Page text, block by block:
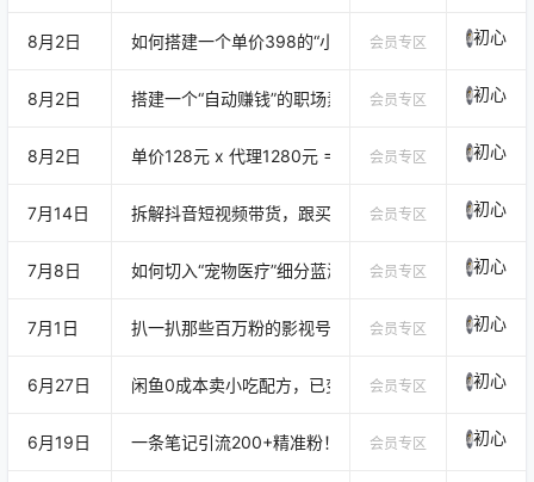
装人物，高效推进古风漫剧、短剧
画面质感差、配音生硬、封面难
没有自己的创作思路，做出来的视
助技巧，制作速度慢、效率极低，
8月2日 如何搭建一个单价398的“小红书搞钱库”？从资源整合
会员专区 初心
8月2日 搭建一个“自动赚钱”的职场素材库？从引流到会员制变
会员专区 初心
8月2日 单价128元 x 代理1280元 = 10万：揭秘“小吃配方”的
会员专区 初心
7月14日 拆解抖音短视频带货，跟买人数2.7万，简单粗暴！
会员专区 初心
7月8日 如何切入“宠物医疗”细分蓝海？一天3000+收入拆解
会员专区 初心
7月1日 扒一扒那些百万粉的影视号：他们真正赚钱的秘密，
会员专区 初心
6月27日 闲鱼0成本卖小吃配方，已变现10万！真实可复制！
会员专区 初心
6月19日 一条笔记引流200+精准粉！揭秘小红书“借壳搞流量”
会员专区 初心